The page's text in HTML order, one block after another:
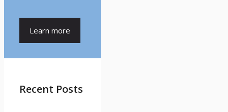
Learn more
Recent Posts